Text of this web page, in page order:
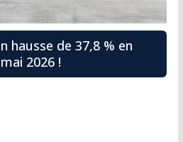
hausse de 37,8 % en
2026 !